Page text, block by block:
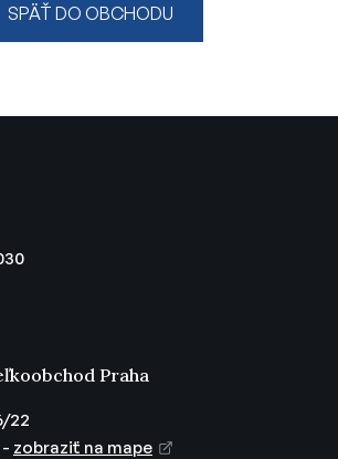
SPÄŤ DO OBCHODU
Praha
22
- zobraziť na mape